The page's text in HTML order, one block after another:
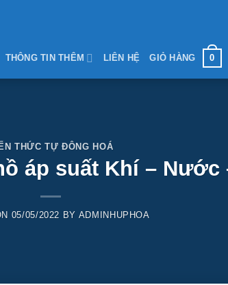
THÔNG TIN THÊM LIÊN HỆ GIỎ HÀNG 0
THỨC TỰ ĐÔNG HOÁ
áp suất Khí – Nước
05/05/2022 BY ADMINHUPHOA